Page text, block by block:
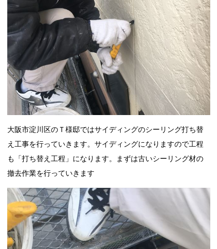
大阪市淀川区のＴ様邸ではサイディングのシーリング打ち替
え工事を行っていきます。サイディングになりますので工程
も「打ち替え工程」になります。まずは古いシーリング材の
撤去作業を行っていきます